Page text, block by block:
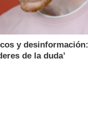
y desinformación:
de la duda’